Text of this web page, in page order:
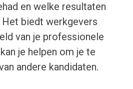
en welke resultaten
Het biedt werkgevers
van je professionele
je helpen om je te
andere kandidaten.